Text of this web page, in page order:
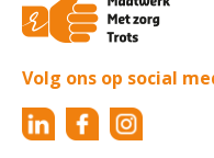
Volg ons op social